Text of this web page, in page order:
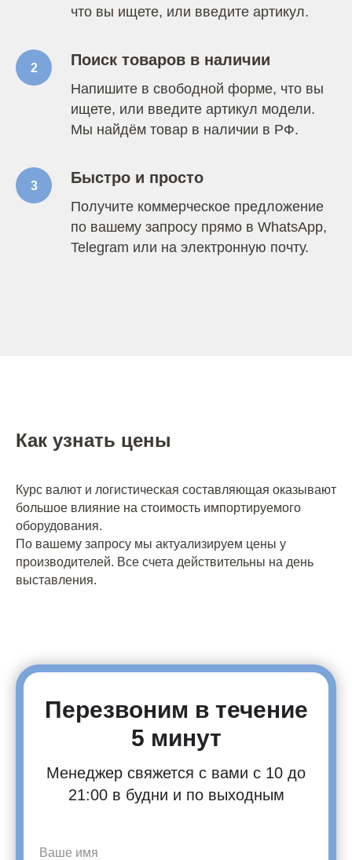
что вы ищете, или введите артикул.
2 Поиск товаров в наличии
Напишите в свободной форме, что вы
ищете, или введите артикул модели.
Мы найдём товар в наличии в РФ.
3 Быстро и просто
Получите коммерческое предложение
по вашему запросу прямо в WhatsApp,
Telegram или на электронную почту.
Как узнать цены
Курс валют и логистическая составляющая оказывают
большое влияние на стоимость импортируемого
оборудования.
По вашему запросу мы актуализируем цены у
производителей. Все счета действительны на день
выставления.
Перезвоним в течение
5 минут
Менеджер свяжется с вами с 10 до
21:00 в будни и по выходным